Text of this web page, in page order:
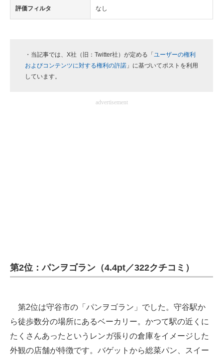
評価フィルタ なし
・当記事では、X社（旧：Twitter社）が定める「 ユーザーの権利
およびコンテンツに対する権利の許諾 」に基づいてポストを利用
しています。
advertisement
第2位：パンヲゴラン（4.4pt／322クチコミ）
第2位は守谷市の「パンヲゴラン」でした。守谷駅か
ら徒歩数分の場所にあるベーカリー。かつて駅の近くに
たくさんあったというレンガ張りの倉庫をイメージした
外観の店舗が特徴です。バゲットから総菜パン、スイー